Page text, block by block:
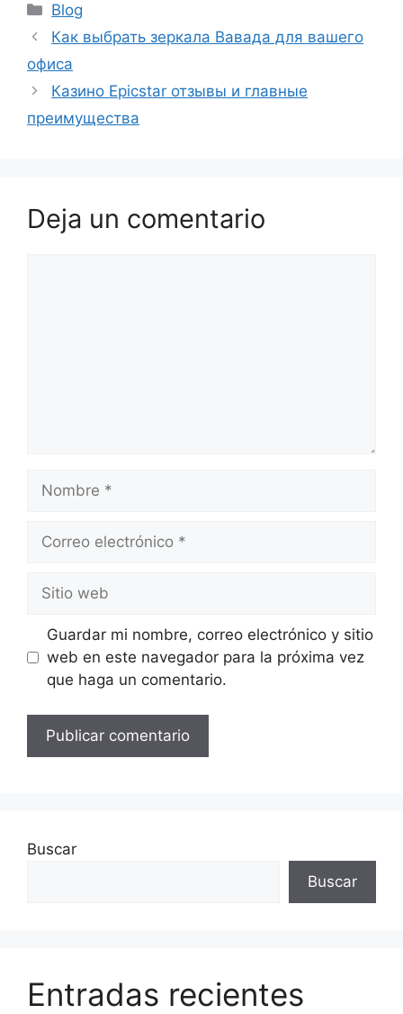
Blog
Как выбрать зеркала Вавада для вашего
офиса
Казино Epicstar отзывы и главные
преимущества
Deja un comentario
Guardar mi nombre, correo electrónico y sitio
web en este navegador para la próxima vez
que haga un comentario.
Buscar
Buscar
Entradas recientes